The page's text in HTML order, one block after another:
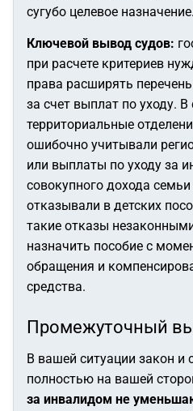
сугубо целевое назначение.
Ключевой вывод судов:
при расчете критериев
права расширять
за счет выплат по уходу. В
территориальные
ошибочно учитывали
или выплаты по уходу за
совокупного дохода
отказывали в детских
такие отказы
назначить пособие с
обращения и
средства.
Промежуточный
В вашей ситуации закон и
полностью на вашей
за инвалидом не